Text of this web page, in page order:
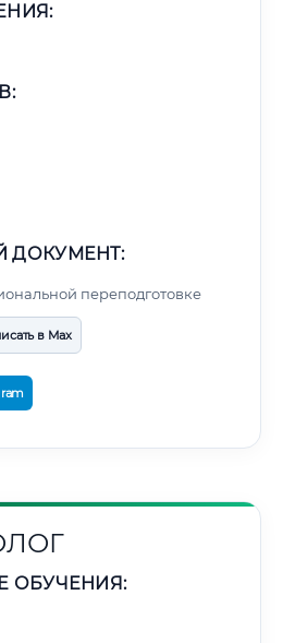
ДОКУМЕНТ:
переподготовке
в Max
ОБУЧЕНИЯ: